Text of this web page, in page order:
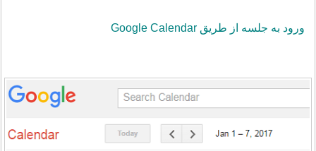
ورود به جلسه از طریق Google Calendar